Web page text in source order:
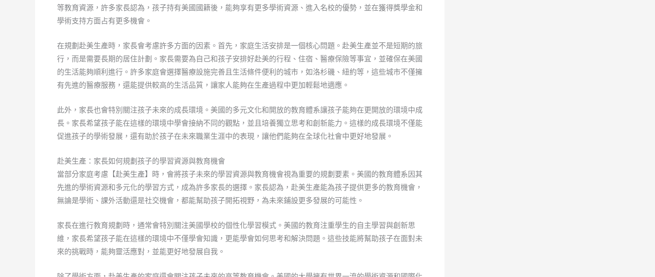
等教育資源，許多家長認為，孩子持有美國國籍後，能夠享有更多學術資源、進入名校的優勢，並在獲得獎學金和
學術支持方面占有更多機會。
在規劃赴美生產時，家長會考慮許多方面的因素。首先，家庭生活安排是一個核心問題。赴美生產並不是短期的旅
行，而是需要長期的居住計劃。家長需要為自己和孩子安排好赴美的行程、住宿、醫療保險等事宜，並確保在美國
的生活能夠順利進行。許多家庭會選擇醫療設施完善且生活條件便利的城市，如洛杉磯、紐約等，這些城市不僅擁
有先進的醫療服務，還能提供較高的生活品質，讓家人能夠在生產過程中更加輕鬆地適應。
此外，家長也會特別關注孩子未來的成長環境。美國的多元文化和開放的教育體系讓孩子能夠在更開放的環境中成
長。家長希望孩子能在這樣的環境中學會接納不同的觀點，並且培養獨立思考和創新能力。這樣的成長環境不僅能
促進孩子的學術發展，還有助於孩子在未來職業生涯中的表現，讓他們能夠在全球化社會中更好地發展。
赴美生產：家長如何規劃孩子的學習資源與教育機會
當部分家庭考慮【赴美生產】時，會將孩子未來的學習資源與教育機會視為重要的規劃要素。美國的教育體系因其
先進的學術資源和多元化的學習方式，成為許多家長的選擇。家長認為，赴美生產能為孩子提供更多的教育機會，
無論是學術、課外活動還是社交機會，都能幫助孩子開拓視野，為未來鋪設更多發展的可能性。
家長在進行教育規劃時，通常會特別關注美國學校的個性化學習模式。美國的教育注重學生的自主學習與創新思
維，家長希望孩子能在這樣的環境中不僅學會知識，更能學會如何思考和解決問題。這些技能將幫助孩子在面對未
來的挑戰時，能夠靈活應對，並能更好地發展自我。